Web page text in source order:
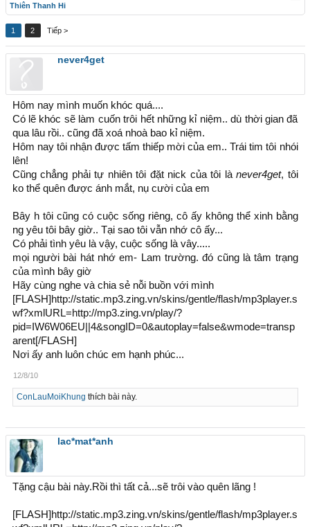
Thiên Thanh Hi
1 2 Tiếp >
never4get
Hôm nay mình muốn khóc quá....
Có lẽ khóc sẽ làm cuốn trôi hết những kỉ niệm.. dù thời gian đã
qua lâu rồi.. cũng đã xoá nhoà bao kỉ niệm.
Hôm nay tôi nhận được tấm thiếp mời của em.. Trái tim tôi nhói
lên!
Cũng chẳng phải tự nhiên tôi đặt nick của tôi là never4get, tôi
ko thể quên được ánh mắt, nụ cười của em
Bây h tôi cũng có cuộc sống riêng, cô ấy không thể xinh bằng
ng yêu tôi bây giờ.. Tại sao tôi vẫn nhớ cô ấy...
Có phải tình yêu là vậy, cuộc sống là vây.....
mọi người bài hát nhớ em- Lam trường. đó cũng là tâm trạng
của mình bây giờ
Hãy cùng nghe và chia sẻ nỗi buồn với mình
[FLASH]http://static.mp3.zing.vn/skins/gentle/flash/mp3player.s
wf?xmlURL=http://mp3.zing.vn/play/?
pid=IW6W06EU||4&songID=0&autoplay=false&wmode=transp
arent[/FLASH]
Nơi ấy anh luôn chúc em hạnh phúc...
12/8/10
ConLauMoiKhung thích bài này.
lac*mat*anh
Tặng cậu bài này.Rồi thì tất cả...sẽ trôi vào quên lãng !
[FLASH]http://static.mp3.zing.vn/skins/gentle/flash/mp3player.s